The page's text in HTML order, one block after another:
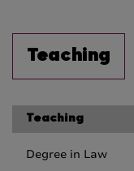
Teaching
Teaching
Degree in Law